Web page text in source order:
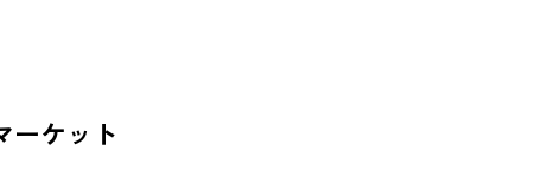
ーケット